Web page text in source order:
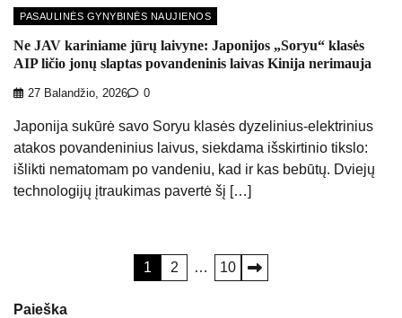
PASAULINĖS GYNYBINĖS NAUJIENOS
Ne JAV kariniame jūrų laivyne: Japonijos „Soryu“ klasės
AIP ličio jonų slaptas povandeninis laivas Kinija nerimauja
27 Balandžio, 2026 0
Japonija sukūrė savo Soryu klasės dyzelinius-elektrinius
atakos povandeninius laivus, siekdama išskirtinio tikslo:
išlikti nematomam po vandeniu, kad ir kas bebūtų. Dviejų
technologijų įtraukimas pavertė šį […]
puslapiavimas
1 2 … 10
Paieška